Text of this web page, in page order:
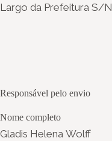
Largo da Prefeitura S/N
Responsável pelo envio
Nome completo
Gladis Helena Wolff